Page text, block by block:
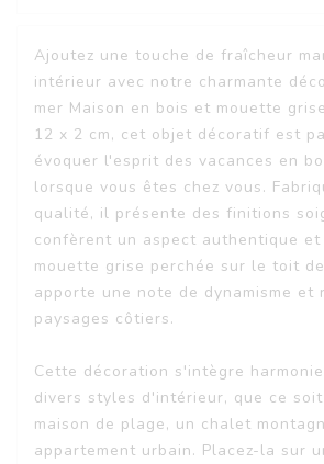
Ajoutez une touche de fraîcheur
intérieur avec notre charmante
mer Maison en bois et mouette
12 x 2 cm, cet objet décoratif est
évoquer l'esprit des vacances en
lorsque vous êtes chez vous.
qualité, il présente des finitions
confèrent un aspect authentique et
mouette grise perchée sur le toit
apporte une note de dynamisme et
paysages côtiers.
Cette décoration s'intègre
divers styles d'intérieur, que ce
maison de plage, un chalet
appartement urbain. Placez-la sur